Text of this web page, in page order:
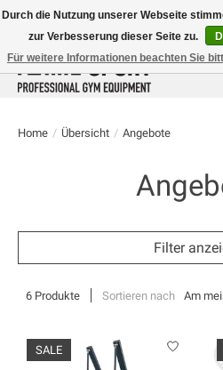
E-MAIL:info@flame-sport.deTEL.: +49 1525
Home / Übersicht / Angebote
Filter
6 Produkte Sortieren nach Am
SALE
Durch die Nutzung unserer Webseite
zur Verbesserung dieser Seite zu.
Für weitere Informationen beachten Sie